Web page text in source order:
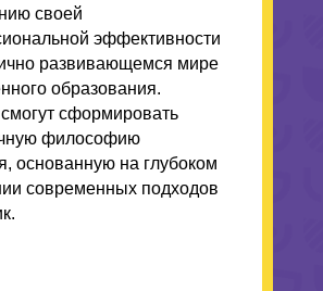
своей
эффективности
развивающемся мире
образования.
сформировать
философию
основанную на глубоком
современных подходов